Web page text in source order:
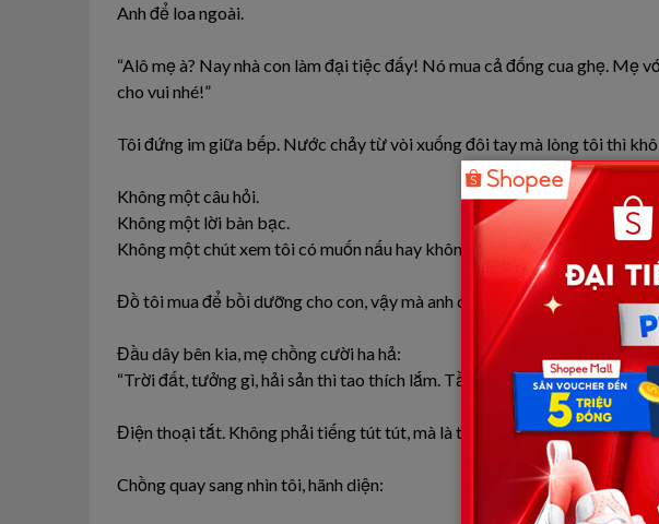
Anh để loa ngoài.
“Alô mẹ à? Nay nhà con làm đại tiệc đấy! Nó mua cả đống cua ghẹ. Mẹ
cho vui nhé!”
Tôi đứng im giữa bếp. Nước chảy từ vòi xuống đôi tay mà lòng tôi thì khô
Không một câu hỏi.
Không một lời bàn bạc.
Không một chút xem tôi có muốn nấu hay không.
Đồ tôi mua để bồi dưỡng cho con, vậy mà anh coi như tài sản của cả họ.
Đầu dây bên kia, mẹ chồng cười ha hả:
“Trời đất, tưởng gì, hải sản thì tao thích lắm. Tầm 10 phút mẹ với Hương
Điện thoại tắt. Không phải tiếng tút tút, mà là tiếng tôn trọng trong tôi
Chồng quay sang nhìn tôi, hãnh diện: